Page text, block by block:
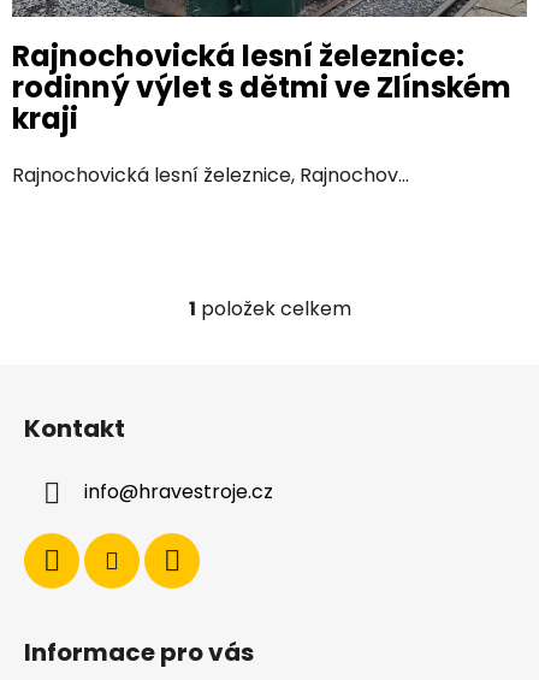
Rajnochovická lesní železnice:
rodinný výlet s dětmi ve Zlínském
kraji
Rajnochovická lesní železnice, Rajnochov...
O
í
1 položek celkem
Kontakt
info@hravestroje.cz
Informace pro vás